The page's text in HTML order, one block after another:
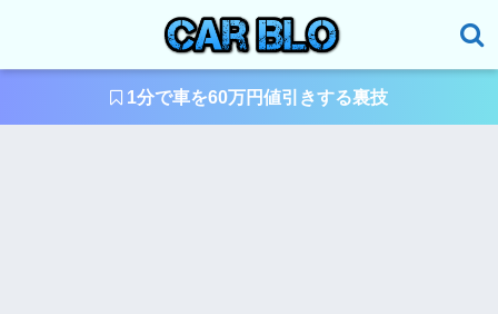
1分で車を60万円値引きする裏技